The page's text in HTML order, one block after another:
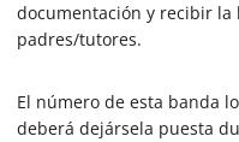
documentación y recibir
padres/tutores.
El número de esta banda
deberá dejársela puesta